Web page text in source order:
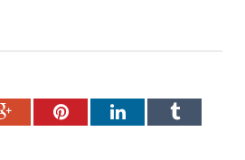
Google+PinterestLinkedInTumblr